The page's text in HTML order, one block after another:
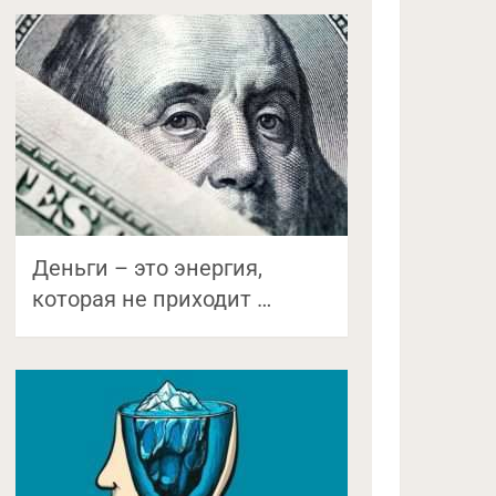
Деньги – это энергия,
которая не приходит …